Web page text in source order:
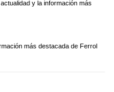
y la información más
más destacada de Ferrol